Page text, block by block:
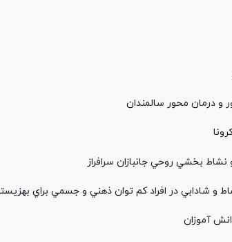
درمان محور سالمندان
بخشي روحي جانبازان سرافراز
و شادابي در افراد كم توان ذهني و جسمي براي
آموزان